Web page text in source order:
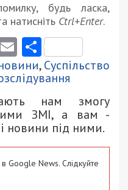
будь ласка,
натисніть Ctrl+Enter.
Email
,Суспільство
нам змогу
ЗМІ, а вам -
новини під ними.
Google News. Слідкуйте